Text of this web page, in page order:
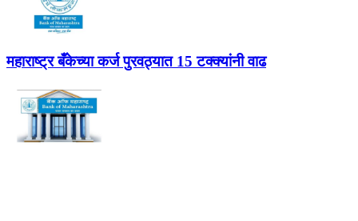
महाराष्ट्र बँकेच्या कर्ज पुरवठ्यात 15 टक्क्यांनी वाढ